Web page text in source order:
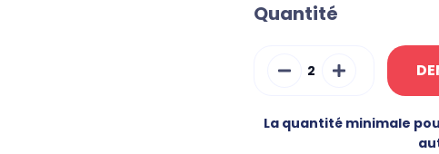
Quantité
La quantité minimale